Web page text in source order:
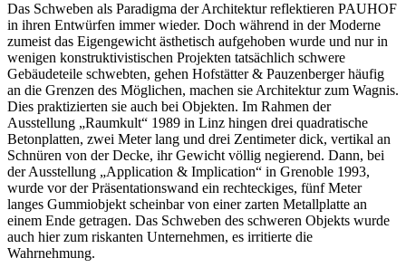
Das Schweben als Paradigma der Architektur reflektieren PAUHOF
in ihren Entwürfen immer wieder. Doch während in der Moderne
zumeist das Eigengewicht ästhetisch aufgehoben wurde und nur in
wenigen konstruktivistischen Projekten tatsächlich schwere
Gebäudeteile schwebten, gehen Hofstätter & Pauzenberger häufig
an die Grenzen des Möglichen, machen sie Architektur zum Wagnis.
Dies praktizierten sie auch bei Objekten. Im Rahmen der
Ausstellung „Raumkult“ 1989 in Linz hingen drei quadratische
Betonplatten, zwei Meter lang und drei Zentimeter dick, vertikal an
Schnüren von der Decke, ihr Gewicht völlig negierend. Dann, bei
der Ausstellung „Application & Implication“ in Grenoble 1993,
wurde vor der Präsentationswand ein rechteckiges, fünf Meter
langes Gummiobjekt scheinbar von einer zarten Metallplatte an
einem Ende getragen. Das Schweben des schweren Objekts wurde
auch hier zum riskanten Unternehmen, es irritierte die
Wahrnehmung.